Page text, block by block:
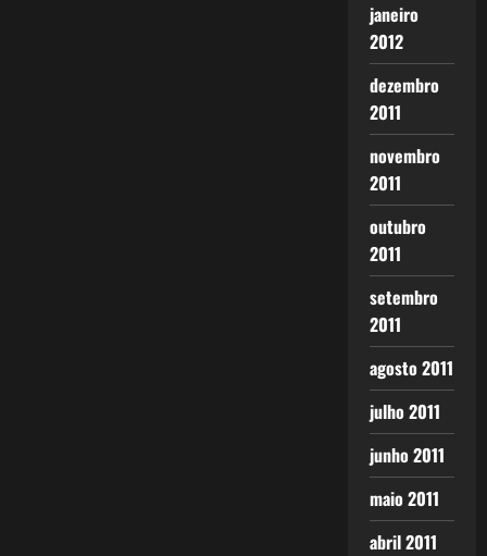
janeiro
2012
dezembro
2011
novembro
2011
outubro
2011
setembro
2011
agosto 2011
julho 2011
junho 2011
maio 2011
abril 2011